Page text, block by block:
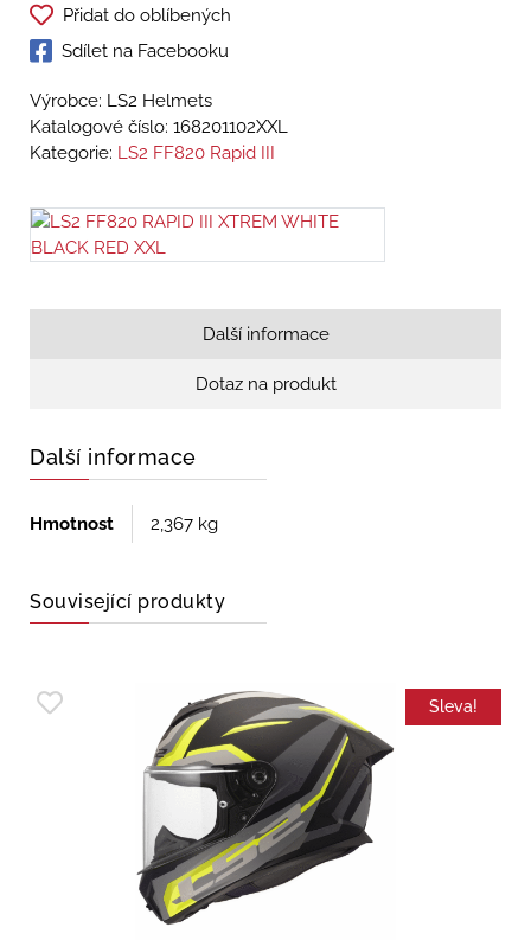
Přidat do oblíbených
Sdílet na Facebooku
Výrobce: LS2 Helmets
Katalogové číslo: 168201102XXL
Kategorie: LS2 FF820 Rapid III
Další informace
Dotaz na produkt
Další informace
Hmotnost 2,367 kg
Související produkty
Sleva!